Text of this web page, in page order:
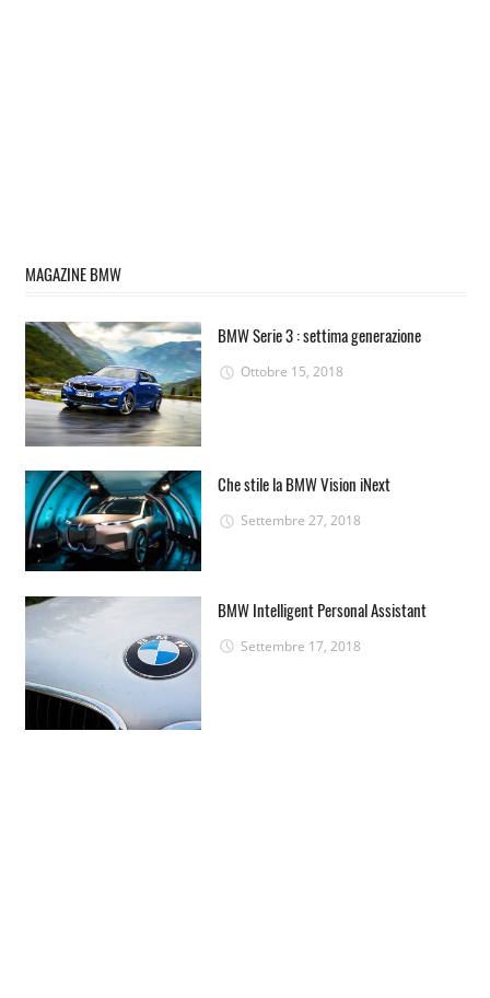
MAGAZINE BMW
BMW Serie 3 : settima generazione
Ottobre 15, 2018
Che stile la BMW Vision iNext
Settembre 27, 2018
BMW Intelligent Personal Assistant
Settembre 17, 2018